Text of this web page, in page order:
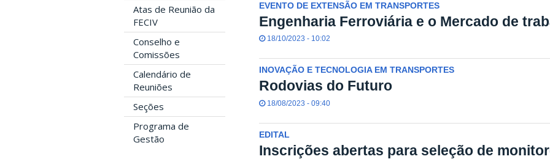
Atas de Reunião da
FECIV
Conselho e
Comissões
Calendário de
Reuniões
Seções
Programa de
Gestão
EVENTO DE EXTENSÃO EM TRANSPORTES
Engenharia Ferroviária e o Mercado de
18/10/2023 - 10:02
INOVAÇÃO E TECNOLOGIA EM TRANSPORTES
Rodovias do Futuro
18/08/2023 - 09:40
EDITAL
Inscrições abertas para seleção de